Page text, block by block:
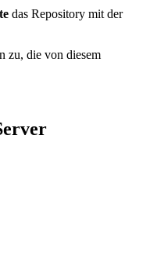
das Repository mit der
zu, die von diesem